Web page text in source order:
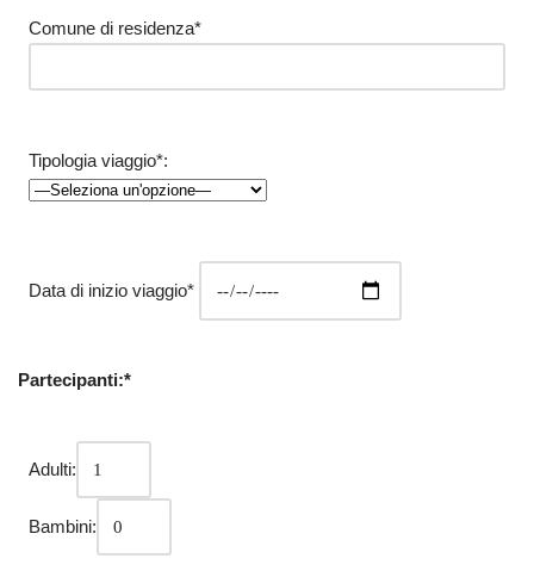
Comune di residenza*
Tipologia viaggio*:
Data di inizio viaggio*
Partecipanti:*
Adulti:
Bambini: